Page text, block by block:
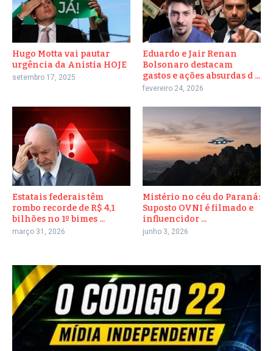
Hugo Motta vai pautar
urgência da Anistia HOJE
setembro 17, 2025
Eduardo e Jair Renan
Bolsonaro destacam
gastos e ações absurdas d ...
fevereiro 24, 2026
Estatais federais têm
rombo recorde de R$ 4,1
bilhões no 1º bimes ...
março 31, 2026
Mistério no céu do Paraná:
Suposto OVNI é filmado e
influencidor ...
junho 3, 2026